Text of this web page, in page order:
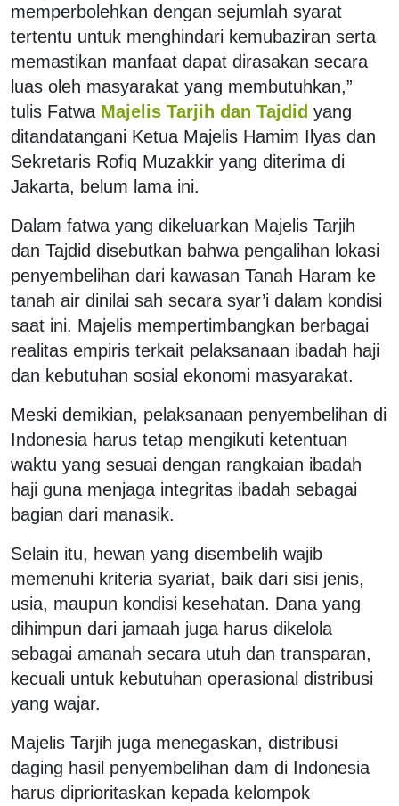
memperbolehkan dengan sejumlah syarat
tertentu untuk menghindari kemubaziran serta
memastikan manfaat dapat dirasakan secara
luas oleh masyarakat yang membutuhkan,”
tulis Fatwa Majelis Tarjih dan Tajdid yang
ditandatangani Ketua Majelis Hamim Ilyas dan
Sekretaris Rofiq Muzakkir yang diterima di
Jakarta, belum lama ini.
Dalam fatwa yang dikeluarkan Majelis Tarjih
dan Tajdid disebutkan bahwa pengalihan lokasi
penyembelihan dari kawasan Tanah Haram ke
tanah air dinilai sah secara syar’i dalam kondisi
saat ini. Majelis mempertimbangkan berbagai
realitas empiris terkait pelaksanaan ibadah haji
dan kebutuhan sosial ekonomi masyarakat.
Meski demikian, pelaksanaan penyembelihan di
Indonesia harus tetap mengikuti ketentuan
waktu yang sesuai dengan rangkaian ibadah
haji guna menjaga integritas ibadah sebagai
bagian dari manasik.
Selain itu, hewan yang disembelih wajib
memenuhi kriteria syariat, baik dari sisi jenis,
usia, maupun kondisi kesehatan. Dana yang
dihimpun dari jamaah juga harus dikelola
sebagai amanah secara utuh dan transparan,
kecuali untuk kebutuhan operasional distribusi
yang wajar.
Majelis Tarjih juga menegaskan, distribusi
daging hasil penyembelihan dam di Indonesia
harus diprioritaskan kepada kelompok